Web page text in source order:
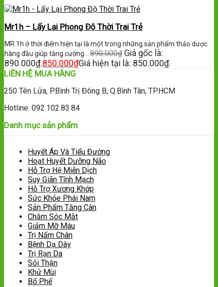
Mr1h – Lấy Lại Phong Độ Thời Trai Trẻ
MR 1h ở thời điểm hiện tại là một trong những sản phẩm thảo dược
hàng đầu giúp tăng cường… 890.000₫ Giá gốc là:
890.000₫.850.000₫Giá hiện tại là: 850.000₫.
LIÊN HỆ MUA HÀNG
250 Tên Lửa, P.Bình Trị Đông B, Q.Bình Tân, TP.HCM
Hotline: 092.102.83.84
Danh mục sản phẩm
Huyết Áp Và Tiểu Đường
Hoạt Huyết Dưỡng Não
Hỗ Trợ Hệ Miễn Dịch
Suy Giãn Tĩnh Mạch
Hỗ Trợ Xương Khớp
Sức Khỏe Phái Nam
Sản Phẩm Tăng Cân
Chăm Sóc Mắt
Giảm Mỡ Máu
Trị Nấm Chân
Bệnh Dạ Dày
Trị Rạn Da
Sỏi Thận
Khử Mùi
Bổ Phế